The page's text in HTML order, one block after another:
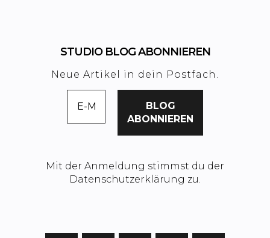
STUDIO BLOG ABONNIEREN
Neue Artikel in dein Postfach.
Mit der Anmeldung stimmst du der
Datenschutzerklärung zu.